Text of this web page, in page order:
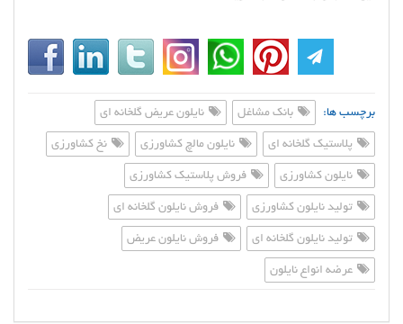
برچسب ها: بانک مشاغل نایلون عریض گلخانه ای
پلاستیک گلخانه ای نایلون مالچ کشاورزی نخ کشاورزی
نایلون کشاورزی فروش پلاستیک کشاورزی
تولید نایلون کشاورزی فروش نایلون گلخانه ای
تولید نایلون گلخانه ای فروش نایلون عریض
عرضه انواع نایلون